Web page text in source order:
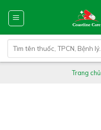
kiếm:
Trang chủ